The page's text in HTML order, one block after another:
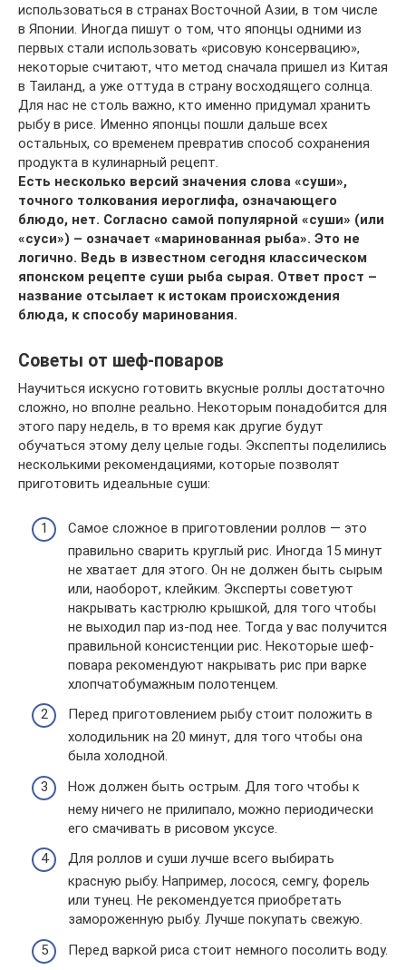
использоваться в странах Восточной Азии, в том числе
в Японии. Иногда пишут о том, что японцы одними из
первых стали использовать «рисовую консервацию»,
некоторые считают, что метод сначала пришел из Китая
в Таиланд, а уже оттуда в страну восходящего солнца.
Для нас не столь важно, кто именно придумал хранить
рыбу в рисе. Именно японцы пошли дальше всех
остальных, со временем превратив способ сохранения
продукта в кулинарный рецепт.
Есть несколько версий значения слова «суши»,
точного толкования иероглифа, означающего
блюдо, нет. Согласно самой популярной «суши» (или
«суси») – означает «маринованная рыба». Это не
логично. Ведь в известном сегодня классическом
японском рецепте суши рыба сырая. Ответ прост –
название отсылает к истокам происхождения
блюда, к способу маринования.
Советы от шеф-поваров
Научиться искусно готовить вкусные роллы достаточно
сложно, но вполне реально. Некоторым понадобится для
этого пару недель, в то время как другие будут
обучаться этому делу целые годы. Экспепты поделились
несколькими рекомендациями, которые позволят
приготовить идеальные суши:
Самое сложное в приготовлении роллов — это
правильно сварить круглый рис. Иногда 15 минут
не хватает для этого. Он не должен быть сырым
или, наоборот, клейким. Эксперты советуют
накрывать кастрюлю крышкой, для того чтобы
не выходил пар из-под нее. Тогда у вас получится
правильной консистенции рис. Некоторые шеф-
повара рекомендуют накрывать рис при варке
хлопчатобумажным полотенцем.
Перед приготовлением рыбу стоит положить в
холодильник на 20 минут, для того чтобы она
была холодной.
Нож должен быть острым. Для того чтобы к
нему ничего не прилипало, можно периодически
его смачивать в рисовом уксусе.
Для роллов и суши лучше всего выбирать
красную рыбу. Например, лосося, семгу, форель
или тунец. Не рекомендуется приобретать
замороженную рыбу. Лучше покупать свежую.
Перед варкой риса стоит немного посолить воду.